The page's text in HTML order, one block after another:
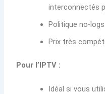
interconnectés
Politique no-
Prix très
Pour l’IPTV :
Idéal si vous